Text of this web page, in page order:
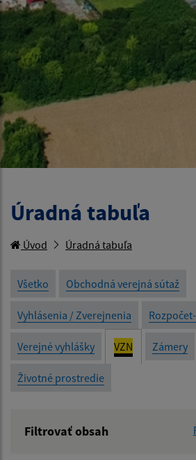
Úradná tabuľa
Úvod Úradná tabuľa
Všetko Obchodná verejná sútaž
Vyhlásenia / Zverejnenia
Verejné vyhlášky VZN Zámery
Životné prostredie
Filtrovať obsah